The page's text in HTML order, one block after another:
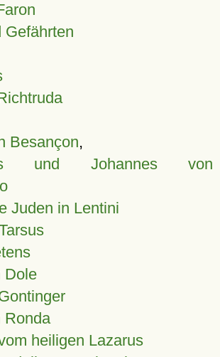
Gefährten
Besançon,
und Johannes von
Juden in Lentini
Dole
Ronda
heiligen Lazarus